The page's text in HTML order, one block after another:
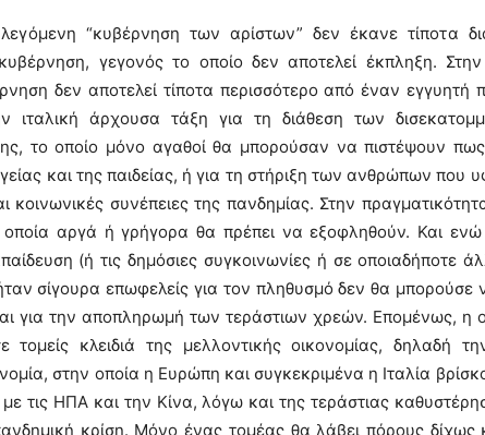
“κυβέρνηση των αρίστων” δεν έκανε τίποτα
γεγονός το οποίο δεν αποτελεί έκπληξη.
δεν αποτελεί τίποτα περισσότερο από έναν εγγυητή
ιταλική άρχουσα τάξη για τη διάθεση των
το οποίο μόνο αγαθοί θα μπορούσαν να πιστέψουν πως
και της παιδείας, ή για τη στήριξη των ανθρώπων που
κοινωνικές συνέπειες της πανδημίας. Στην
οποία αργά ή γρήγορα θα πρέπει να εξοφληθούν. Και ενώ
(ή τις δημόσιες συγκοινωνίες ή σε οποιαδήποτε
σίγουρα επωφελείς για τον πληθυσμό δεν θα μπορούσε
για την αποπληρωμή των τεράστιων χρεών. Επομένως, η
τομείς κλειδιά της μελλοντικής οικονομίας, δηλαδή
στην οποία η Ευρώπη και συγκεκριμένα η Ιταλία
τις ΗΠΑ και την Κίνα, λόγω και της τεράστιας
κρίση. Μόνο ένας τομέας θα λάβει πόρους δίχως